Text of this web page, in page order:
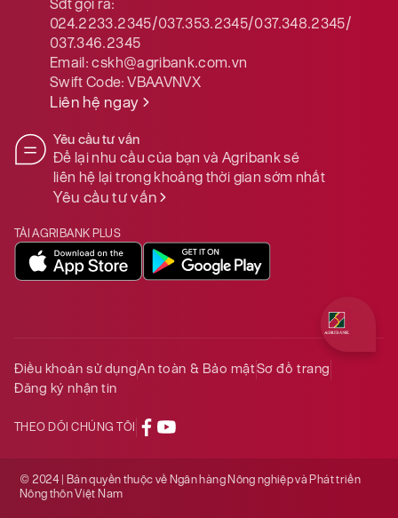
024.2233.2345/037.353.2345/037.348.2345/
037.346.2345
Email:cskh@agribank.com.vn
Swift Code:VBAAVNVX
Liên hệ ngay
Yêu cầu tư vấn
Để lại nhu cầu của bạn và Agribank sẽ
liên hệ lại trong khoảng thời gian sớm nhất
Yêu cầu tư vấn
TẢI AGRIBANK PLUS
Điều khoản sử dụngAn toàn & Bảo mậtSơ đồ trang
Đăng ký nhận tin
THEO DÕI CHÚNG TÔI
© 2024 | Bản quyền thuộc về Ngân hàng Nông nghiệp và Phát triển
Nông thôn Việt Nam
Quý